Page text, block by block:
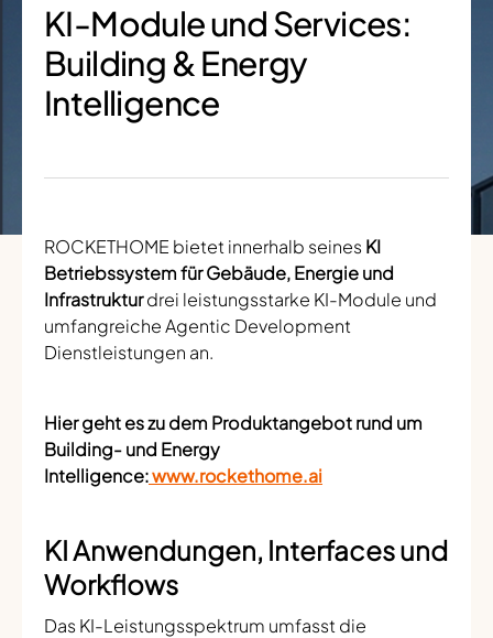
KI-Module und Services:
Building & Energy
Intelligence
ROCKETHOME bietet innerhalb seinesKI
Betriebssystem für Gebäude, Energie und
Infrastrukturdrei leistungsstarke KI-Module und
umfangreiche Agentic Development
Dienstleistungen an.
Hier geht es zu dem Produktangebot rund um
Building- und Energy
Intelligence:www.rockethome.ai
KI Anwendungen, Interfaces und
Workflows
Das KI-Leistungsspektrum umfasst die